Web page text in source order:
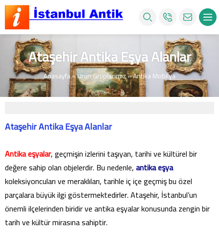
Ataşehir Antika Eşya Alanlar
Anasayfa»Ürün Gruplarımız»Antika Mobilya
Ataşehir Antika Eşya Alanlar
Antika eşyalar, geçmişin izlerini taşıyan, tarihi ve kültürel bir
değere sahip olan objelerdir. Bu nedenle,antika eşya
koleksiyoncuları ve meraklıları, tarihle iç içe geçmiş bu özel
parçalara büyük ilgi göstermektedirler. Ataşehir, İstanbul’un
önemli ilçelerinden biridir ve antika eşyalar konusunda zengin bir
tarih ve kültür mirasına sahiptir.